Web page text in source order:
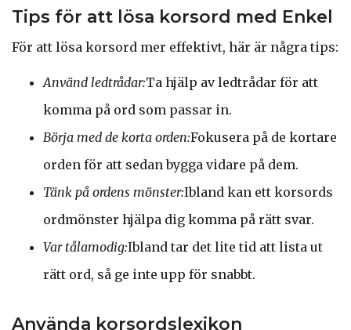
Tips för att lösa korsord med Enkel
För att lösa korsord mer effektivt, här är några tips:
Använd ledtrådar:Ta hjälp av ledtrådar för att
komma på ord som passar in.
Börja med de korta orden:Fokusera på de kortare
orden för att sedan bygga vidare på dem.
Tänk på ordens mönster:Ibland kan ett korsords
ordmönster hjälpa dig komma på rätt svar.
Var tålamodig:Ibland tar det lite tid att lista ut
rätt ord, så ge inte upp för snabbt.
Använda korsordslexikon